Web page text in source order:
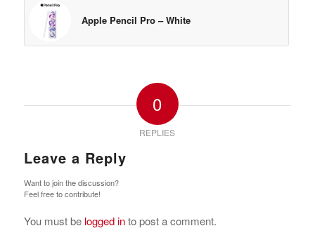
Apple Pencil Pro – White
0
REPLIES
Leave a Reply
Want to join the discussion?
Feel free to contribute!
You must be logged into post a comment.